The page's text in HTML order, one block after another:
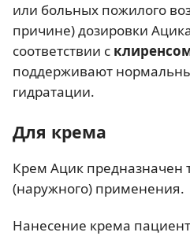
или больных пожилого
причине) дозировки
соответствии с
поддерживают
гидратации.
Для крема
Крем Ацик предназначен
(наружного) применения.
Нанесение крема